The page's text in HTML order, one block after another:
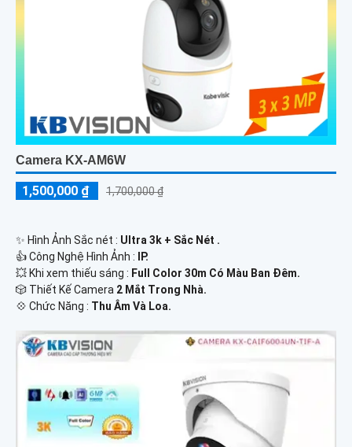
Camera KX-AM6W
1,500,000 ₫ 1,700,000 ₫
✨ Hình Ảnh Sắc nét : Ultra 3k + Sắc Nét .
👍 Công Nghệ Hình Ảnh :
IP.
💥 Khi xem thiếu sáng : Full Color 30m Có Màu Ban Ðêm.
🎲 Thiết Kế Camera 2 Mắt Trong Nhà.
️💠 Chức Năng : Thu Âm Và Loa.